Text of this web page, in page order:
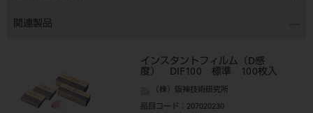
関連製品
インスタントフィルム（D感
度） DIF100 標準 100枚入
（株）阪神技術研究所
品目コード ：207020230